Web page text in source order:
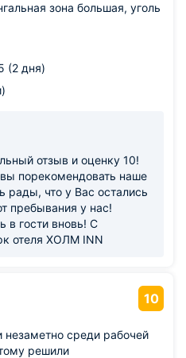
зона большая, уголь
места хватает всем,
уходили на обед все
Отдыхом довольны, к
(2 дня)
отзыв и оценку 10!
порекомендовать наше
что у Вас остались
пребывания у нас!
в гости вновь! С
отеля ХОЛМ INN
10
незаметно среди рабочей
решили